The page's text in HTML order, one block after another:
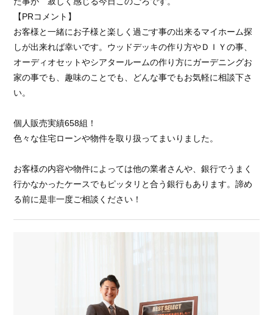
【PRコメント】
お客様と一緒にお子様と楽しく過ごす事の出来るマイホーム探
しが出来れば幸いです。ウッドデッキの作り方やＤＩＹの事、
オーディオセットやシアタールームの作り方にガーデニングお
家の事でも、趣味のことでも、どんな事でもお気軽に相談下さ
い。
個人販売実績658組！
色々な住宅ローンや物件を取り扱ってまいりました。
お客様の内容や物件によっては他の業者さんや、銀行でうまく
行かなかったケースでもピッタリと合う銀行もあります。諦め
る前に是非一度ご相談ください！